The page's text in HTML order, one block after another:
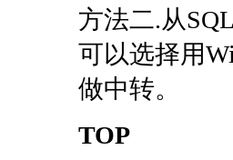
方法二.从
可以选择用
做中转。
TOP